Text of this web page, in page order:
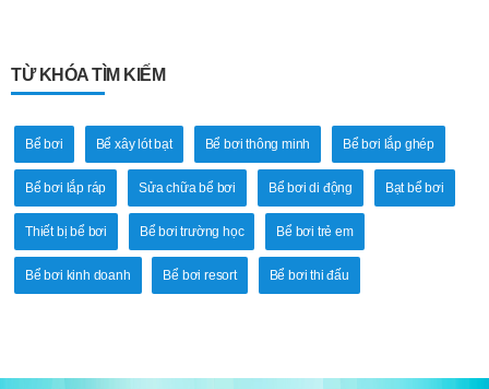
TỪ KHÓA TÌM KIẾM
Bể bơi Bể xây lót bạt Bể bơi thông minh Bể bơi lắp ghép
Bể bơi lắp ráp Sửa chữa bể bơi Bể bơi di động Bạt bể bơi
Thiết bị bể bơi Bể bơi trường học Bể bơi trẻ em
Bể bơi kinh doanh Bể bơi resort Bể bơi thi đấu